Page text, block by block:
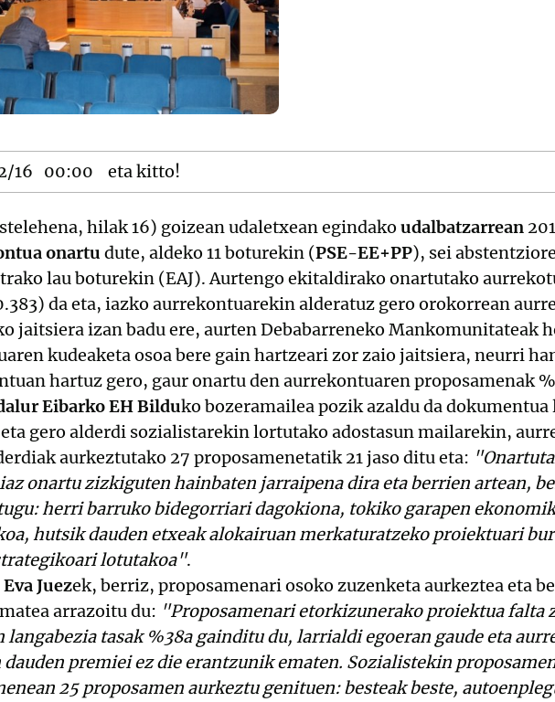
16 00:00 eta kitto!
hilak 16) goizean udaletxean egindako udalbatzarrean
onartu dute, aldeko 11 boturekin (PSE-EE+PP), sei
lau boturekin (EAJ). Aurtengo ekitaldirako onartutako
da eta, iazko aurrekontuarekin alderatuz gero orokorrean
jaitsiera izan badu ere, aurten Debabarreneko Mankomunitateak
kudeaketa osoa bere gain hartzeari zor zaio jaitsiera, neurri
hartuz gero, gaur onartu den aurrekontuaren proposamenak
Eibarko EH Bilduko bozeramailea pozik azaldu da
gero alderdi sozialistarekin lortutako adostasun mailarekin,
aurkeztutako 27 proposamenetatik 21 jaso ditu eta:
onartu zizkiguten hainbaten jarraipena dira eta berrien artean,
herri barruko bidegorriari dagokiona, tokiko garapen
hutsik dauden etxeak alokairuan merkaturatzeko proiektuari
lotutakoa".
Eva Juezek, berriz, proposamenari osoko zuzenketa aurkeztea eta
arrazoitu du: "Proposamenari etorkizunerako proiektua falta
langabezia tasak %38a gainditu du, larrialdi egoeran gaude eta
premiei ez die erantzunik ematen. Sozialistekin
25 proposamen aurkeztu genituen: besteak beste,